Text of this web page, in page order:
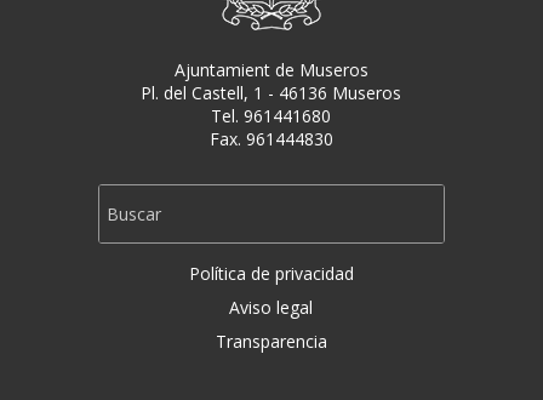
Ajuntamient de Museros
Pl. del Castell, 1 - 46136 Museros
Tel. 961441680
Fax. 961444830
Política de privacidad
Aviso legal
Transparencia